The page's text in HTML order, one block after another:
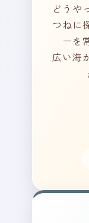
どうや
つねに
ーを
広い海
日
今